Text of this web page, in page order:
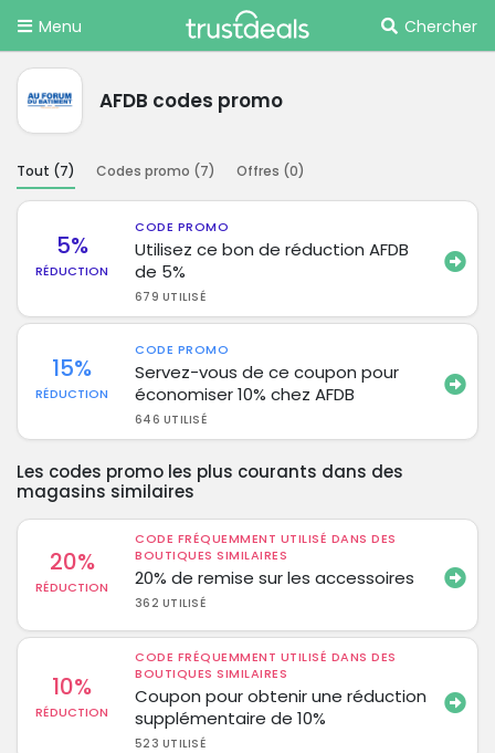
Menu Chercher
AFDB codes promo
Tout (7) Codes promo (7) Offres (0)
5%
RÉDUCTION
CODE PROMO
Utilisez ce bon de réduction AFDB
de 5%
679 UTILISÉ
15%
RÉDUCTION
CODE PROMO
Servez-vous de ce coupon pour
économiser 10% chez AFDB
646 UTILISÉ
Les codes promo les plus courants dans des
magasins similaires
20%
RÉDUCTION
CODE FRÉQUEMMENT UTILISÉ DANS DES
BOUTIQUES SIMILAIRES
20% de remise sur les accessoires
362 UTILISÉ
10%
RÉDUCTION
CODE FRÉQUEMMENT UTILISÉ DANS DES
BOUTIQUES SIMILAIRES
Coupon pour obtenir une réduction
supplémentaire de 10%
523 UTILISÉ